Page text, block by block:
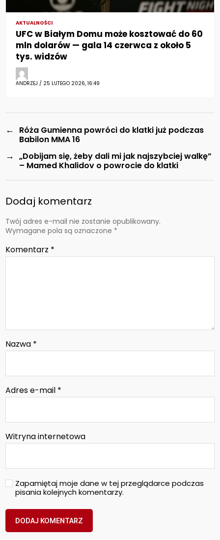
AKTUALNOŚCI
UFC w Białym Domu może kosztować do 60
mln dolarów — gala 14 czerwca z około 5
tys. widzów
ANDRZEJ / 25 LUTEGO 2026, 16:49
←
Róża Gumienna powróci do klatki już podczas
Babilon MMA 16
→ „Dobijam się, żeby dali mi jak najszybciej walkę”
– Mamed Khalidov o powrocie do klatki
Dodaj komentarz
Twój adres e-mail nie zostanie opublikowany.
Wymagane pola są oznaczone *
Komentarz *
Nazwa *
Adres e-mail *
Witryna internetowa
Zapamiętaj moje dane w tej przeglądarce podczas
pisania kolejnych komentarzy.